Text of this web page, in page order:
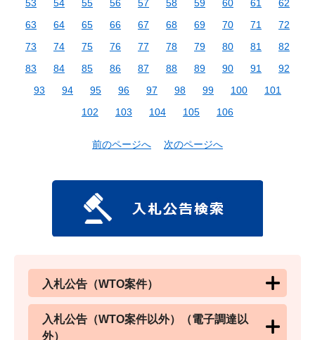
53
54 55 56 57 58 59 60 61
62
63
64 65 66 67 68 69 70 71
72
73
74 75 76 77 78 79 80 81
82
83
84 85 86 87 88 89 90 91
92
93
94 95 96 97 98 99 100
101
102
103 104 105 106
前のページへ 次のページへ
入札公告（WTO案件）
入札公告（WTO案件以外）（電子調達以
外）